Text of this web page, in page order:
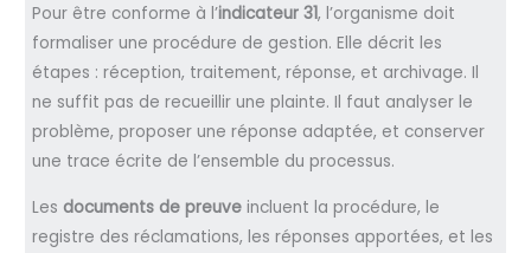
Pour être conforme à l’indicateur 31, l’organisme doit
formaliser une procédure de gestion. Elle décrit les
étapes : réception, traitement, réponse, et archivage. Il
ne suffit pas de recueillir une plainte. Il faut analyser le
problème, proposer une réponse adaptée, et conserver
une trace écrite de l’ensemble du processus.
Les documents de preuve incluent la procédure, le
registre des réclamations, les réponses apportées, et les